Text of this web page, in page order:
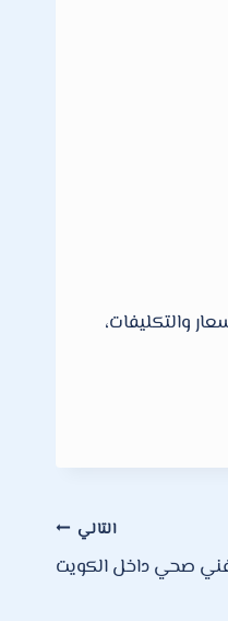
للمزيد من الخدمات المميزة والأسعار والتكليفات،
التالي